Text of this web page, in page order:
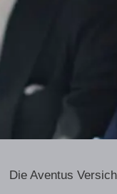
Die Aventus